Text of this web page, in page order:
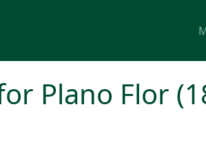
Plano Flor